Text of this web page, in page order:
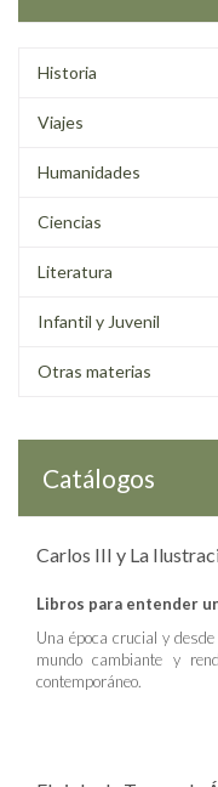
Historia
Viajes
Humanidades
Ciencias
Literatura
Infantil y Juvenil
Otras materias
Catálogos
Carlos III y La
Libros para entender
Una época crucial y
mundo cambiante y
contemporáneo.